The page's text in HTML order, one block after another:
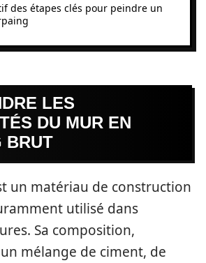
des étapes clés pour peindre un
LES
DU MUR EN
BRUT
un matériau de construction
utilisé dans
Sa composition,
mélange de ciment, de